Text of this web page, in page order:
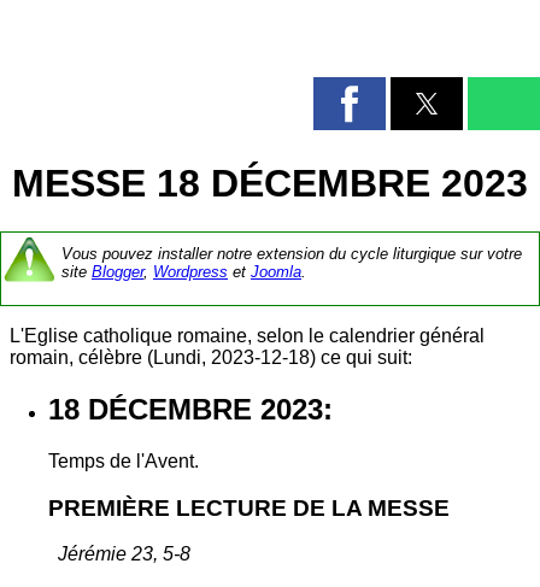
MESSE 18 DÉCEMBRE 2023
Vous pouvez installer notre extension du cycle liturgique sur votre
site Blogger, Wordpress et Joomla.
L'Eglise catholique romaine, selon le calendrier général
romain, célèbre (Lundi, 2023-12-18) ce qui suit:
18 DÉCEMBRE 2023:
Temps de l'Avent.
PREMIÈRE LECTURE DE LA MESSE
Jérémie 23, 5-8